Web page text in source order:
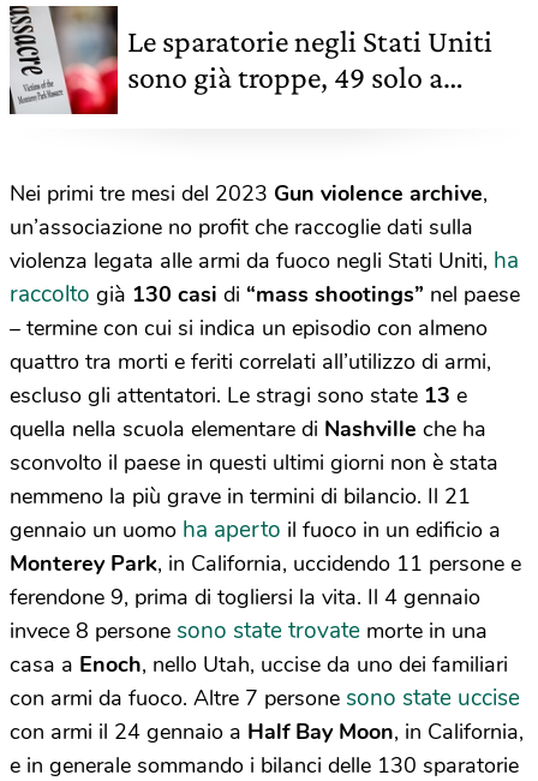
Le sparatorie negli Stati Uniti
sono già troppe, 49 solo a
Nei primi tre mesi del 2023 Gun violence archive,
un’associazione no profit che raccoglie dati sulla
violenza legata alle armi da fuoco negli Stati Uniti, ha
raccolto già 130 casi di “mass shootings” nel paese
– termine con cui si indica un episodio con almeno
quattro tra morti e feriti correlati all’utilizzo di armi,
escluso gli attentatori. Le stragi sono state 13 e
quella nella scuola elementare di Nashville che ha
sconvolto il paese in questi ultimi giorni non è stata
nemmeno la più grave in termini di bilancio. Il 21
gennaio un uomo ha aperto il fuoco in un edificio a
Monterey Park, in California, uccidendo 11 persone e
ferendone 9, prima di togliersi la vita. Il 4 gennaio
invece 8 persone sono state trovate morte in una
casa a Enoch, nello Utah, uccise da uno dei familiari
con armi da fuoco. Altre 7 persone sono state uccise
con armi il 24 gennaio a Half Bay Moon, in California,
e in generale sommando i bilanci delle 130 sparatorie